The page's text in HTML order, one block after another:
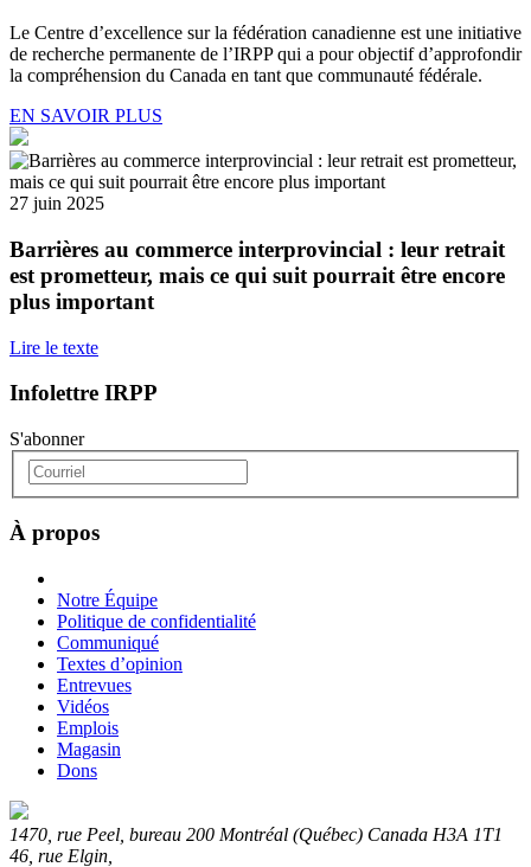
Le Centre d’excellence sur la fédération canadienne est une initiative
de recherche permanente de l’IRPP qui a pour objectif d’approfondir
la compréhension du Canada en tant que communauté fédérale.
EN SAVOIR PLUS
27 juin 2025
Barrières au commerce interprovincial : leur retrait
est prometteur, mais ce qui suit pourrait être encore
plus important
Lire le texte
Infolettre IRPP
S'abonner
À propos
Notre Équipe
Politique de confidentialité
Communiqué
Textes d’opinion
Entrevues
Vidéos
Emplois
Magasin
Dons
1470, rue Peel, bureau 200 Montréal (Québec) Canada H3A 1T1
46, rue Elgin,